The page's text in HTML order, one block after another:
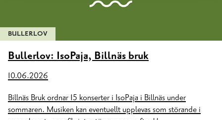
BULLERLOV
Bullerlov: IsoPaja, Billnäs bruk
10.06.2026
Billnäs Bruk ordnar 15 konserter i IsoPaja i Billnäs under
sommaren. Musiken kan eventuellt upplevas som störande i